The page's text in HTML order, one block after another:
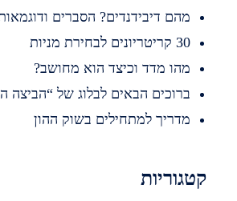
דיבידנדים? הסברים ודוגמאות
מדד וכיצד הוא מחושב?
הבאים לבלוג של “הביצה הפיננסית”
למתחילים בשוק ההון